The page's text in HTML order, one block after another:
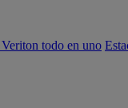
todo en uno